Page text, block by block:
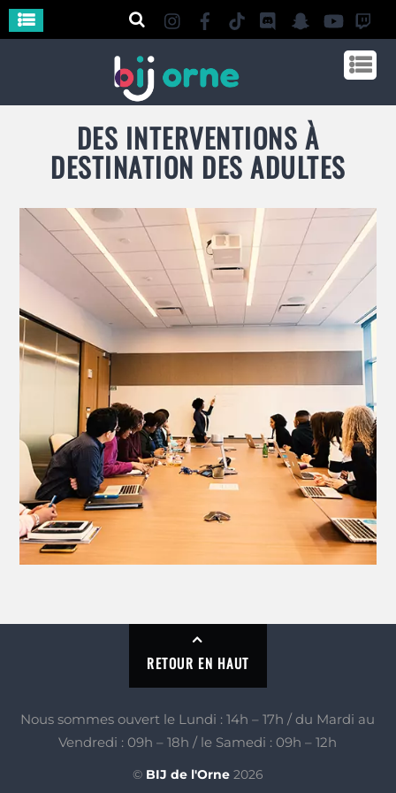
DES INTERVENTIONS À
DESTINATION DES ADULTES
RETOUR EN HAUT
Nous sommes ouvert le Lundi : 14h – 17h / du Mardi au
Vendredi : 09h – 18h / le Samedi : 09h – 12h
© BIJ de l'Orne 2026